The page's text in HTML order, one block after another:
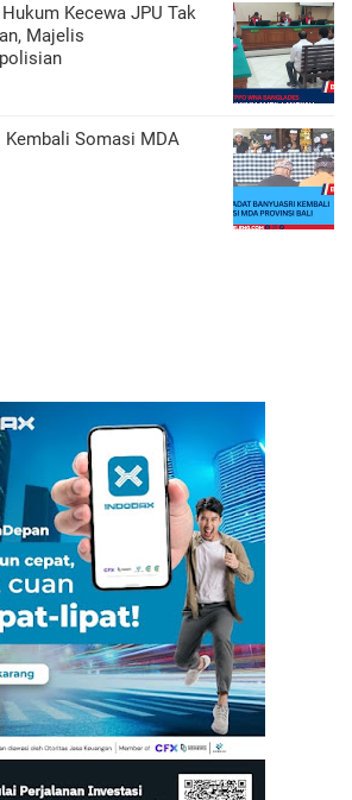
Kecewa JPU Tak
Majelis
Kembali Somasi MDA